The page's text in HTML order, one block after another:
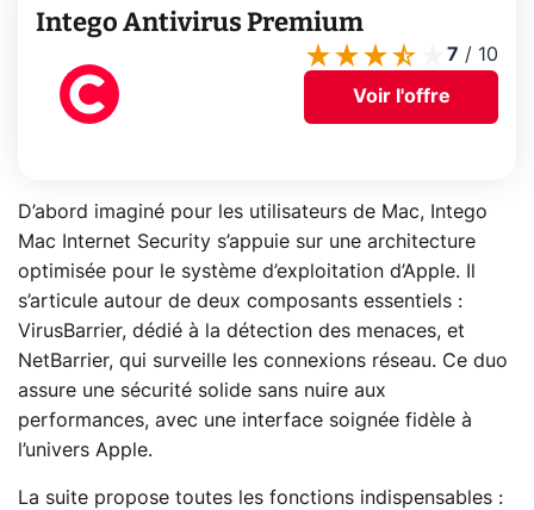
Intego Antivirus Premium
7 / 10
Voir l'offre
D’abord imaginé pour les utilisateurs de Mac, Intego
Mac Internet Security s’appuie sur une architecture
optimisée pour le système d’exploitation d’Apple. Il
s’articule autour de deux composants essentiels :
VirusBarrier, dédié à la détection des menaces, et
NetBarrier, qui surveille les connexions réseau. Ce duo
assure une sécurité solide sans nuire aux
performances, avec une interface soignée fidèle à
l’univers Apple.
La suite propose toutes les fonctions indispensables :